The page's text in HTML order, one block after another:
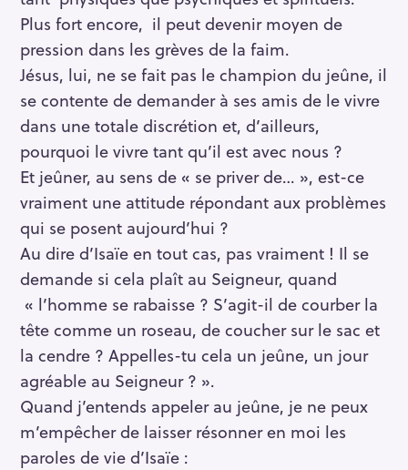
Plus fort encore, il peut devenir moyen de
pression dans les grèves de la faim.
Jésus, lui, ne se fait pas le champion du jeûne, il
se contente de demander à ses amis de le vivre
dans une totale discrétion et, d’ailleurs,
pourquoi le vivre tant qu’il est avec nous ?
Et jeûner, au sens de « se priver de… », est-ce
vraiment une attitude répondant aux problèmes
qui se posent aujourd’hui ?
Au dire d’Isaïe en tout cas, pas vraiment ! Il se
demande si cela plaît au Seigneur, quand
« l’homme se rabaisse ? S’agit-il de courber la
tête comme un roseau, de coucher sur le sac et
la cendre ? Appelles-tu cela un jeûne, un jour
agréable au Seigneur ? ».
Quand j’entends appeler au jeûne, je ne peux
m’empêcher de laisser résonner en moi les
paroles de vie d’Isaïe :